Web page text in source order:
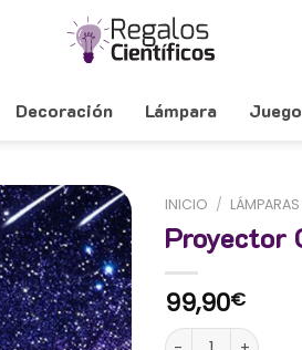
Decoración Lámpara
INICIO /
Proyector
99,90€
Proyector Galaxy